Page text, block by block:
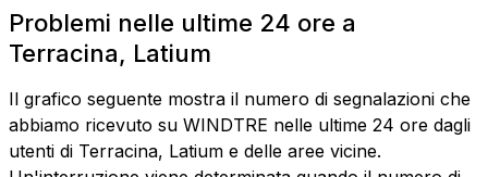
Problemi nelle ultime 24 ore a
Terracina, Latium
Il grafico seguente mostra il numero di segnalazioni che
abbiamo ricevuto su WINDTRE nelle ultime 24 ore dagli
utenti di Terracina, Latium e delle aree vicine.